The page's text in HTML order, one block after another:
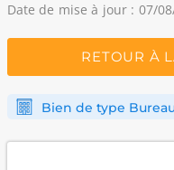
Date de mise à jour : 07/
RETOUR À
Bien de type